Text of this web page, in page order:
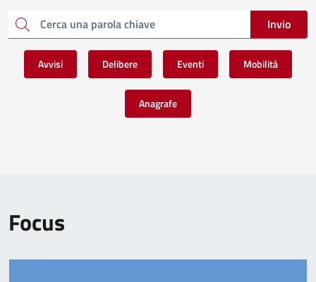
Cerca una parola chiave Invio
Avvisi Delibere Eventi Mobilità
Anagrafe
Focus